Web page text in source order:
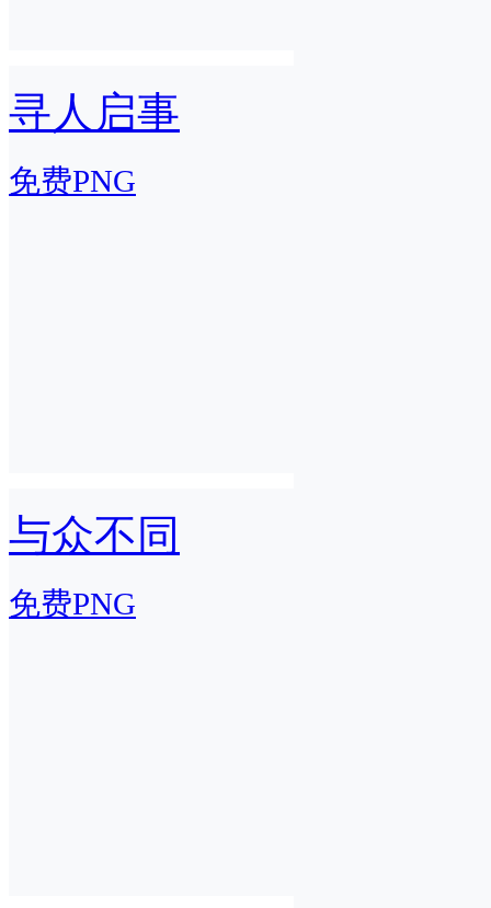
寻人启事
免费PNG
与众不同
免费PNG